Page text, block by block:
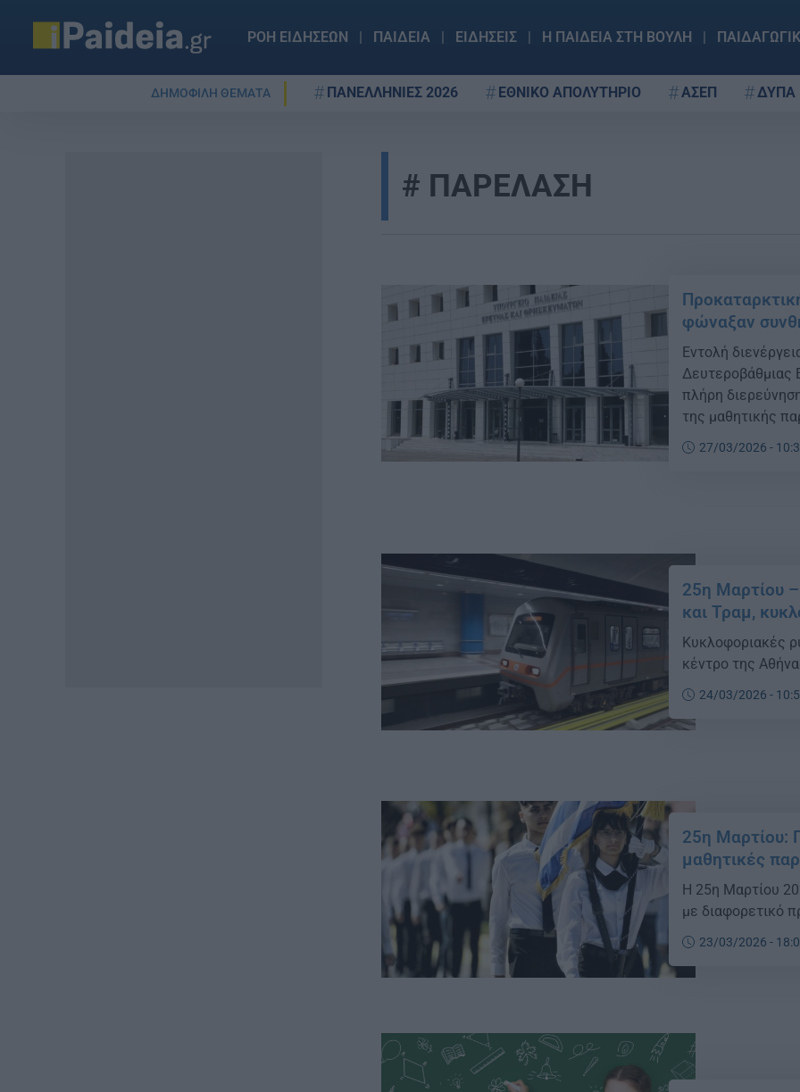
ΡΟΗ ΕΙΔΗΣΕΩΝ ΠΑΙΔΕΙΑ ΕΙΔΗΣΕΙΣ Η ΠΑΙΔΕΙΑ ΣΤΗ ΒΟΥΛΗ
ΔΗΜΟΦΙΛΗ ΘΕΜΑΤΑ ΠΑΝΕΛΛΗΝΙΕΣ 2026 ΕΘΝΙΚΟ ΑΠΟΛΥΤΗΡΙΟ ΑΣΕΠ ΔΥΠΑ
ΠΑΡΕΛΑΣΗ
φώναξαν
Εντολή
Δευτεροβάθμιας
πλήρη
της μαθητικής
σχολείου στον
Αυγής, σύμφωνα
27/03/2026 -
25η Μαρτίου
και Τραμ,
Κυκλοφοριακές
κέντρο της
24/03/2026 -
25η Μαρτίου:
μαθητικές
Η 25η Μαρτίου
με διαφορετικό
23/03/2026 -